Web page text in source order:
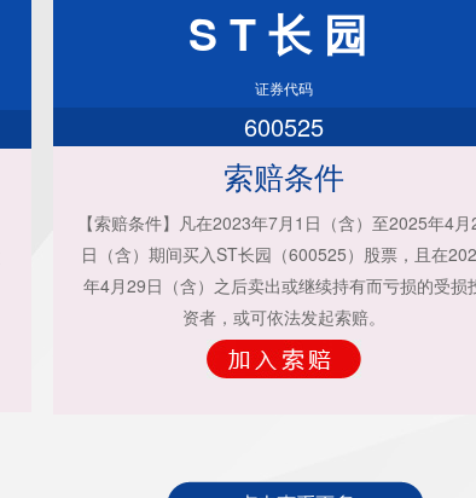
ST长园
证券代码
600525
索赔条件
【索赔条件】凡在2023年7月1日（含）至2025年4月
日（含）期间买入ST长园（600525）股票，且在
年4月29日（含）之后卖出或继续持有而亏损的受损
资者，或可依法发起索赔。